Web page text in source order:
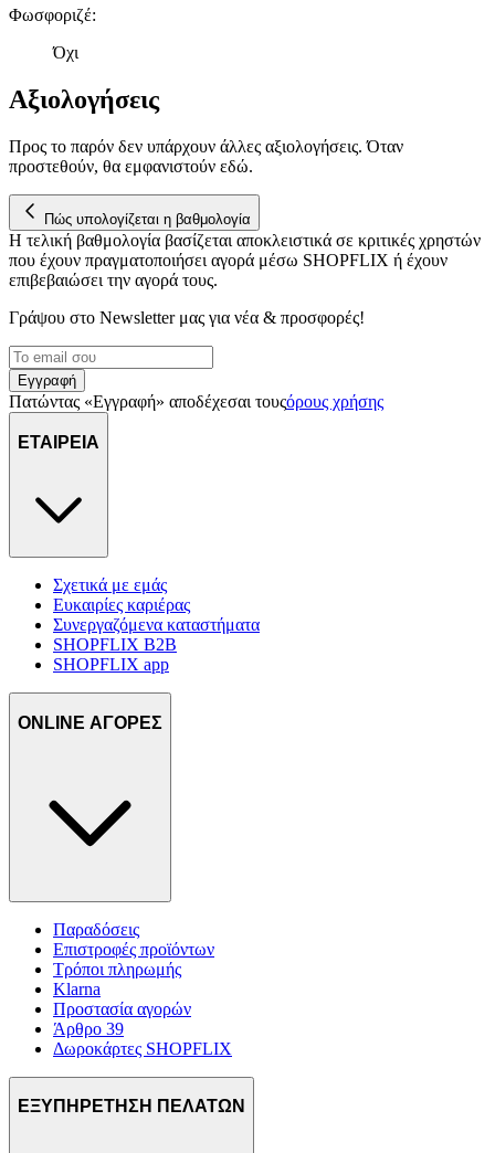
Φωσφοριζέ:
Όχι
Αξιολογήσεις
Προς το παρόν δεν υπάρχουν άλλες αξιολογήσεις. Όταν
προστεθούν, θα εμφανιστούν εδώ.
Πώς υπολογίζεται η βαθμολογία
Η τελική βαθμολογία βασίζεται αποκλειστικά σε κριτικές χρηστών
που έχουν πραγματοποιήσει αγορά μέσω SHOPFLIX ή έχουν
επιβεβαιώσει την αγορά τους.
Γράψου στο Νewsletter μας για νέα & προσφορές!
Εγγραφή
Πατώντας «Εγγραφή» αποδέχεσαι τουςόρους χρήσης
ΕΤΑΙΡΕΙΑ
Σχετικά με εμάς
Ευκαιρίες καριέρας
Συνεργαζόμενα καταστήματα
SHOPFLIX B2B
SHOPFLIX app
ONLINE ΑΓΟΡΕΣ
Παραδόσεις
Επιστροφές προϊόντων
Τρόποι πληρωμής
Klarna
Προστασία αγορών
Άρθρο 39
Δωροκάρτες SHOPFLIX
ΕΞΥΠΗΡΕΤΗΣΗ ΠΕΛΑΤΩΝ